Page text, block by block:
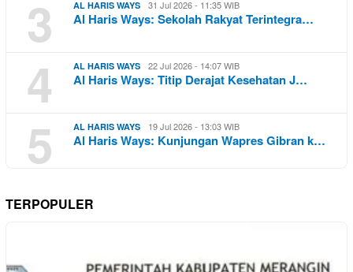
3 AL HARIS WAYS 31 Jul 2026 - 11:35 WIB
Al Haris Ways: Sekolah Rakyat Terintegra…
4 AL HARIS WAYS 22 Jul 2026 - 14:07 WIB
Al Haris Ways: Titip Derajat Kesehatan J…
5 AL HARIS WAYS 19 Jul 2026 - 13:03 WIB
Al Haris Ways: Kunjungan Wapres Gibran k…
TERPOPULER